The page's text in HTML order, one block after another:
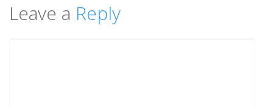
Leave a Reply